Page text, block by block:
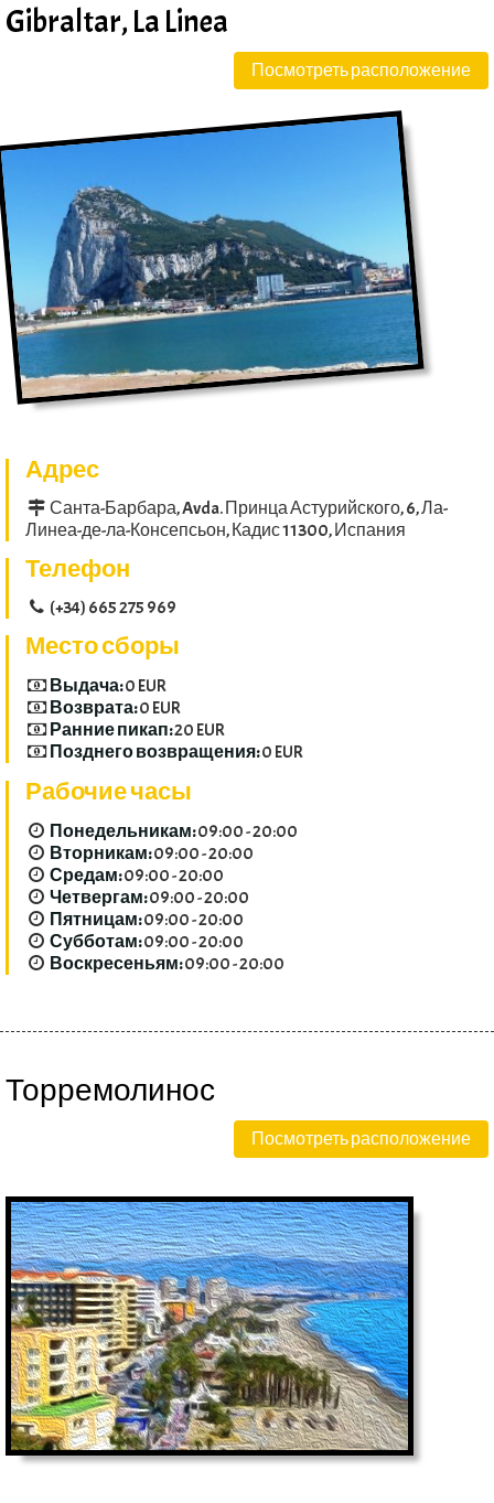
Gibraltar, La Linea
Посмотреть расположение
Адрес
Санта-Барбара, Avda. Принца Астурийского, 6, Ла-
Линеа-де-ла-Консепсьон, Кадис 11300, Испания
Телефон
(+34) 665 275 969
Место сборы
Выдача:0 EUR
Возврата:0 EUR
Ранние пикап:20 EUR
Позднего возвращения:0 EUR
Рабочие часы
Понедельникам:09:00 - 20:00
Вторникам:09:00 - 20:00
Средам:09:00 - 20:00
Четвергам:09:00 - 20:00
Пятницам:09:00 - 20:00
Субботам:09:00 - 20:00
Воскресеньям:09:00 - 20:00
Торремолинос
Посмотреть расположение